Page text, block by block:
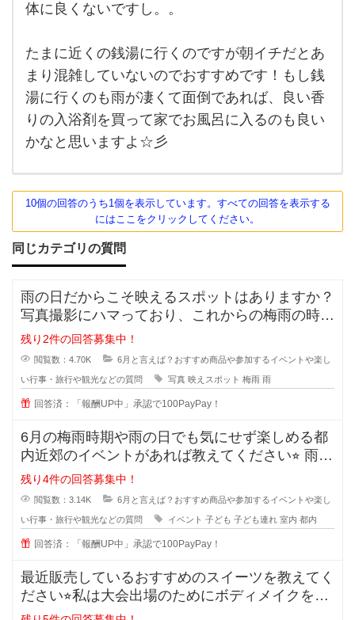
外で
り体
を動
かす
事も
難し
いし
体に良くないですし。。
たまに近くの銭湯に行くのですが朝イチだとあ
まり混雑していないのでおすすめです！もし銭
湯に行くのも雨が凄くて面倒であれば、良い香
りの入浴剤を買って家でお風呂に入るのも良い
かなと思いますよ☆彡
10個の回答のうち1個を表示しています。すべての回答を表示する
にはここをクリックしてください。
同じカテゴリの質問
雨の日だからこそ映えるスポットはありますか？
写真撮影にハマっており、これからの梅雨の時期
はせっかくなので雨をテーマにした
残り2件の回答募集中！
閲覧数：4.70K 6月と言えば？おすすめ商品や参加するイベントや楽し
い行事・旅行や観光などの質問 写真 映えスポット 梅雨 雨
回答済：「報酬UP中」承認で100PayPay！
6月の梅雨時期や雨の日でも気にせず楽しめる都
内近郊のイベントがあれば教えてください⭐︎ 雨の
日だとな
残り4件の回答募集中！
閲覧数：3.14K 6月と言えば？おすすめ商品や参加するイベントや楽し
い行事・旅行や観光などの質問 イベント 子ども 子ども連れ 室内 都内
回答済：「報酬UP中」承認で100PayPay！
最近販売しているおすすめのスイーツを教えてく
ださい⭐︎私は大会出場のためにボディメイクをし
ていて、いつも高